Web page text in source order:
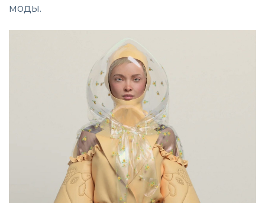
моды.